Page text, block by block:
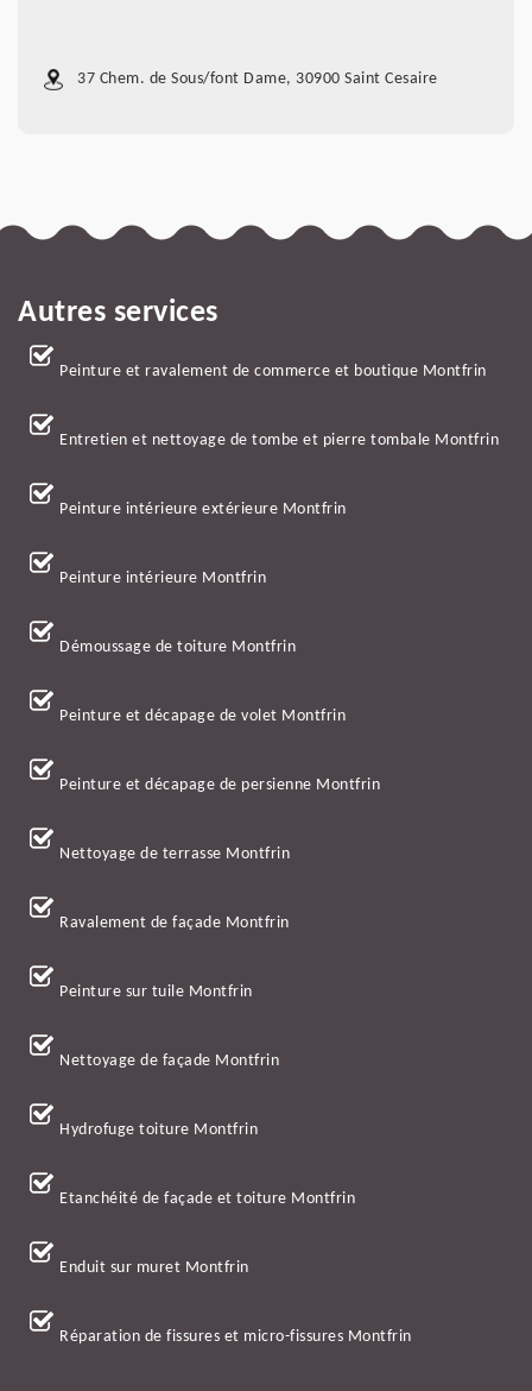
37 Chem. de Sous/font Dame, 30900 Saint Cesaire
Autres services
Peinture et ravalement de commerce et boutique Montfrin
Entretien et nettoyage de tombe et pierre tombale Montfrin
Peinture intérieure extérieure Montfrin
Peinture intérieure Montfrin
Démoussage de toiture Montfrin
Peinture et décapage de volet Montfrin
Peinture et décapage de persienne Montfrin
Nettoyage de terrasse Montfrin
Ravalement de façade Montfrin
Peinture sur tuile Montfrin
Nettoyage de façade Montfrin
Hydrofuge toiture Montfrin
Etanchéité de façade et toiture Montfrin
Enduit sur muret Montfrin
Réparation de fissures et micro-fissures Montfrin